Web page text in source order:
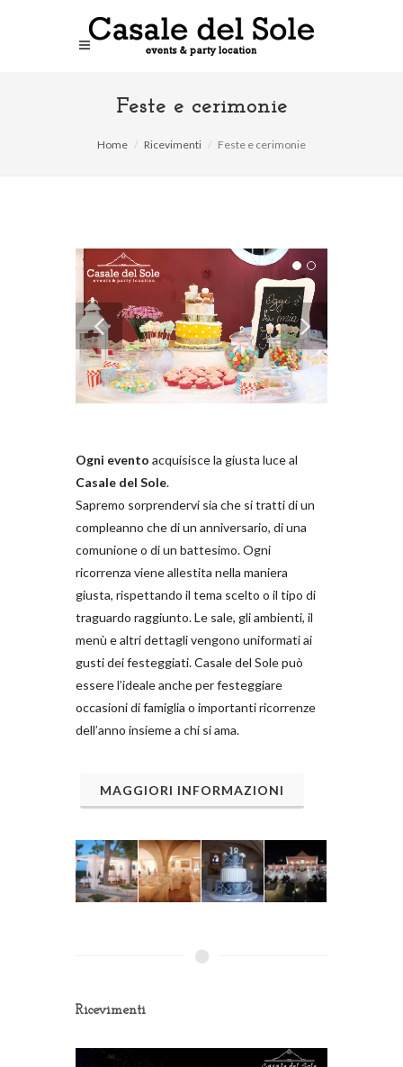
Feste e cerimonie
Home Ricevimenti Feste e cerimonie
Ogni evento acquisisce la giusta luce al
Casale del Sole.
Sapremo sorprendervi sia che si tratti di un
compleanno che di un anniversario, di una
comunione o di un battesimo. Ogni
ricorrenza viene allestita nella maniera
giusta, rispettando il tema scelto o il tipo di
traguardo raggiunto. Le sale, gli ambienti, il
menù e altri dettagli vengono uniformati ai
gusti dei festeggiati. Casale del Sole può
essere l’ideale anche per festeggiare
occasioni di famiglia o importanti ricorrenze
dell’anno insieme a chi si ama.
MAGGIORI INFORMAZIONI
Ricevimenti